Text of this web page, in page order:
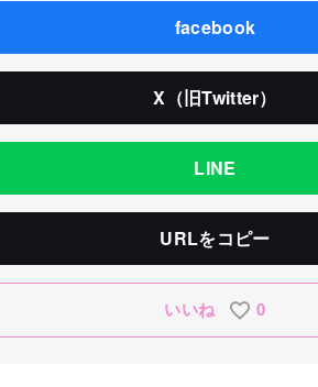
facebook
X（旧Twitter）
LINE
URLをコピー
いいね 0